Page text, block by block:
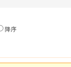
降序